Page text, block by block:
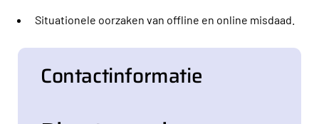
Situationele oorzaken van offline en online misdaad.
Contactinformatie